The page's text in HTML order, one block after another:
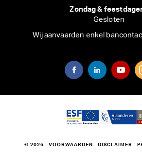
Zondag &
Gesloten
Wij aanvaarden enkel
© 2026 VOORWAARDEN DISCLAIMER